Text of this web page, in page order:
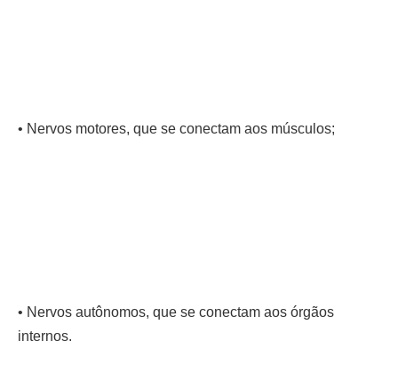
• Nervos motores, que se conectam aos músculos;
• Nervos autônomos, que se conectam aos órgãos
internos.